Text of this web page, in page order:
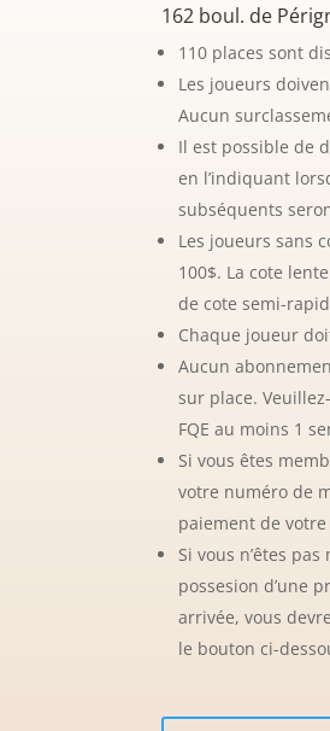
162 boul. de
110 places sont
Les joueurs
Aucun
Il est possible de
en l’indiquant
subséquents
Les joueurs sans
100$. La cote
de cote semi-
Chaque joueur
Aucun
sur place.
FQE au moins 1
Si vous êtes
votre numéro de
paiement de
Si vous n’êtes
possesion d’une
arrivée, vous
le bouton ci-